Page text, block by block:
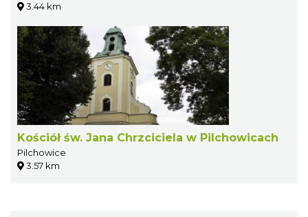
3.44 km
Kościół św. Jana Chrzciciela w Pilchowicach
Pilchowice
3.57 km